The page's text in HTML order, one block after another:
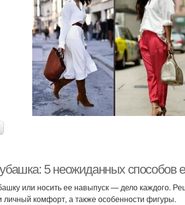
5 неожиданных способов
или носить ее навыпуск — дело каждого.
личный комфорт, а также особенности фигуры.